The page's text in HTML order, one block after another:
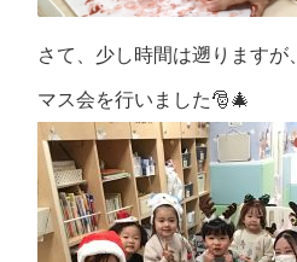
さて、少し時間は遡りますが
マス会を行いました🎅🎄